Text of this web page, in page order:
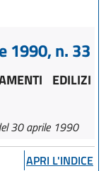
1990, n. 33
EDILIZI
30 aprile 1990
APRI L'INDICE